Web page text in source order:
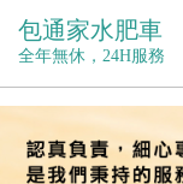
包通家水肥車
全年無休，24H服務